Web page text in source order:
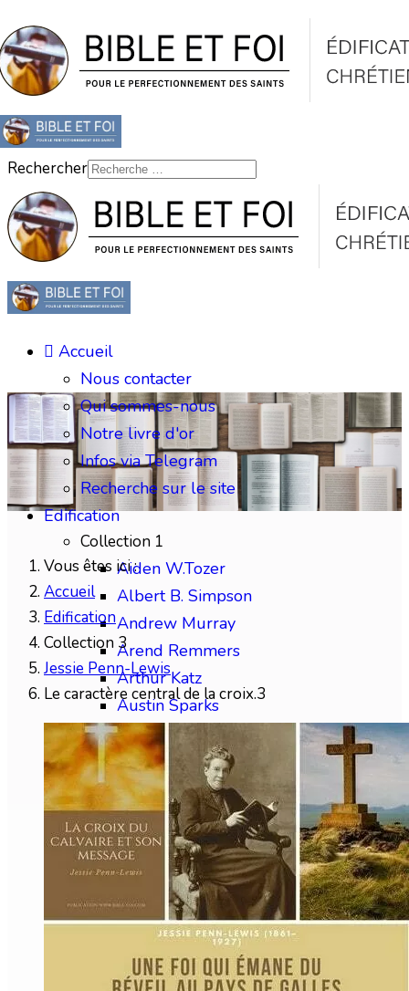
Rechercher
Accueil
Nous contacter
Qui sommes-nous
Notre livre d'or
Infos via Telegram
Recherche sur le site
Edification
Collection 1
Aiden W.Tozer
Albert B. Simpson
Andrew Murray
Arend Remmers
Arthur Katz
Austin Sparks
Benjamin Gabelle
Collection 2
Charles H.Mackintosh
Charles Spurgeon
Chip Brogden
Christian Briem
Charles Finney
David Wilkerson
Edward M. Bounds
Collection 3
Vous êtes ici :
Accueil
Edification
Collection 3
Jessie Penn-Lewis
Le caractère central de la croix.3